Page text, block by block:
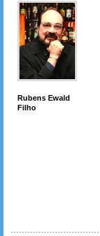
Rubens Ewald
Filho